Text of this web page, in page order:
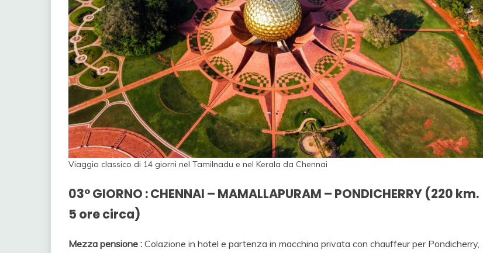
Viaggio classico di 14 giorni nel Tamilnadu e nel Kerala da Chennai
03° GIORNO : CHENNAI – MAMALLAPURAM – PONDICHERRY (220 km.
5 ore circa)
Mezza pensione : Colazione in hotel e partenza in macchina privata con chauffeur per Pondicherry,